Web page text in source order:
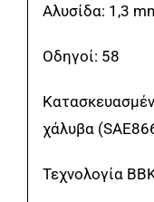
Αλυσίδα: 1,3
Οδηγοί: 58
χάλυβα
Τεχνολογία